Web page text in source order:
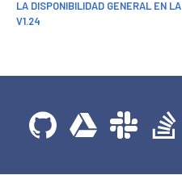
LA DISPONIBILIDAD GENERAL EN LA
V1.24